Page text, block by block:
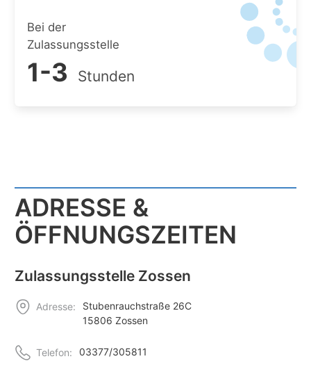
Bei der
Zulassungsstelle
1-3 Stunden
ADRESSE &
ÖFFNUNGSZEITEN
Zulassungsstelle Zossen
Adresse:
Stubenrauchstraße 26C
15806 Zossen
Telefon: 03377/305811